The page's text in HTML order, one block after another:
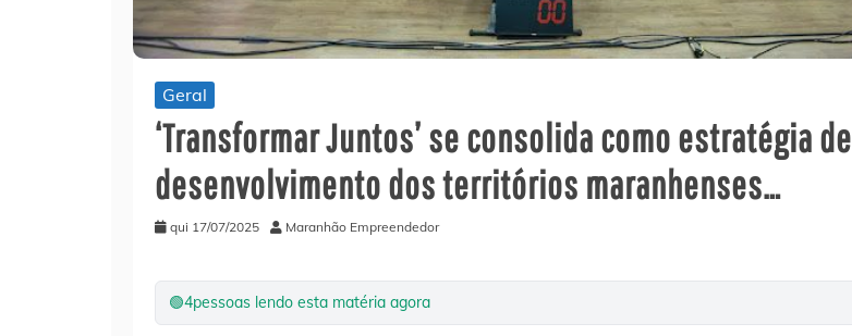
Geral
‘Transformar Juntos’ se consolida como estratégia de
desenvolvimento dos territórios maranhenses…
qui 17/07/2025 Maranhão Empreendedor
🟢4pessoas lendo esta matéria agora